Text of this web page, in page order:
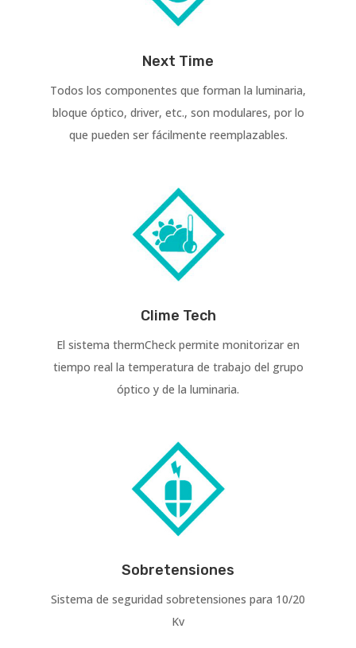
Next Time
Todos los componentes que forman la luminaria,
bloque óptico, driver, etc., son modulares, por lo
que pueden ser fácilmente reemplazables.
Clime Tech
El sistema thermCheck permite monitorizar en
tiempo real la temperatura de trabajo del grupo
óptico y de la luminaria.
Sobretensiones
Sistema de seguridad sobretensiones para 10/20
Kv